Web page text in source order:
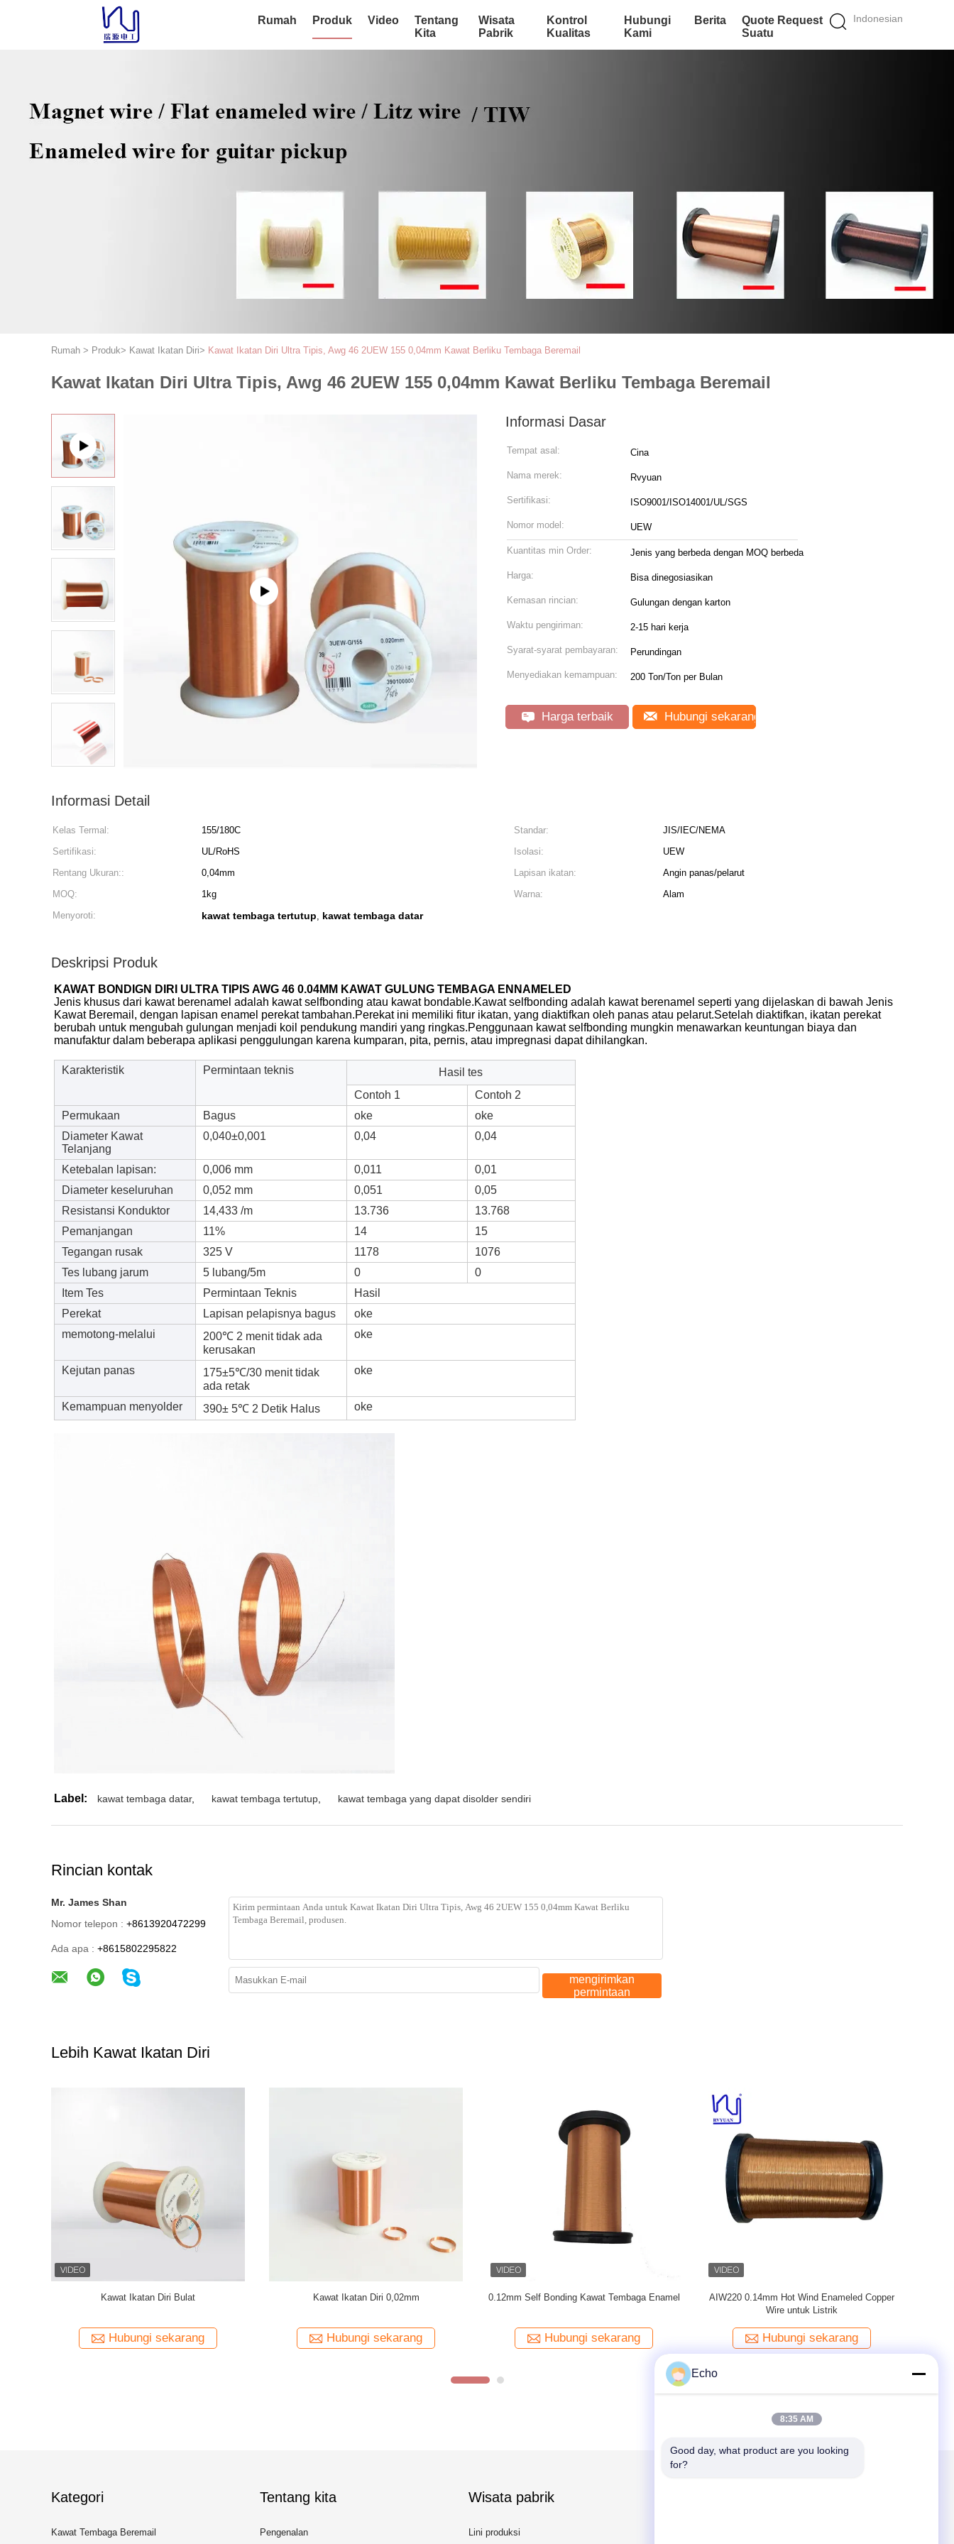
Indonesian
Rumah Produk Video
Tentang
Kita
Wisata
Pabrik
Kontrol
Kualitas
Hubungi
Kami
Berita
Quote Request
Suatu
Rumah > Produk> Kawat Ikatan Diri> Kawat Ikatan Diri Ultra Tipis, Awg 46 2UEW 155 0,04mm Kawat Berliku Tembaga Beremail
Kawat Ikatan Diri Ultra Tipis, Awg 46 2UEW 155 0,04mm Kawat Berliku Tembaga Beremail
Informasi Dasar
Tempat asal: Cina
Nama merek: Rvyuan
Sertifikasi: ISO9001/ISO14001/UL/SGS
Nomor model: UEW
Kuantitas min Order: Jenis yang berbeda dengan MOQ berbeda
Harga: Bisa dinegosiasikan
Kemasan rincian: Gulungan dengan karton
Waktu pengiriman: 2-15 hari kerja
Syarat-syarat pembayaran: Perundingan
Menyediakan kemampuan: 200 Ton/Ton per Bulan
Harga terbaik Hubungi sekarang
Informasi Detail
Kelas Termal: 155/180C Standar:
JIS/IEC/NEMA
Sertifikasi:
UL/RoHS Isolasi:
UEW
Rentang Ukuran::
0,04mm Lapisan ikatan:
Angin panas/pelarut
MOQ:
1kg Warna:
Alam
Menyoroti:
kawat tembaga tertutup, kawat tembaga datar
Deskripsi Produk
KAWAT BONDIGN DIRI ULTRA TIPIS AWG 46 0.04MM KAWAT GULUNG TEMBAGA ENNAMELED
Jenis khusus dari kawat berenamel adalah kawat selfbonding atau kawat bondable.Kawat selfbonding adalah kawat berenamel seperti yang dijelaskan di bawah Jenis
Kawat Beremail, dengan lapisan enamel perekat tambahan.Perekat ini memiliki fitur ikatan, yang diaktifkan oleh panas atau pelarut.Setelah diaktifkan, ikatan perekat
berubah untuk mengubah gulungan menjadi koil pendukung mandiri yang ringkas.Penggunaan kawat selfbonding mungkin menawarkan keuntungan biaya dan
manufaktur dalam beberapa aplikasi penggulungan karena kumparan, pita, pernis, atau impregnasi dapat dihilangkan.
Karakteristik Permintaan teknis
Hasil tes
Contoh 1
Contoh 2
Permukaan
Bagus oke
oke
Diameter Kawat
Telanjang
0,040±0,001 0,04 0,04
Ketebalan lapisan: 0,006 mm 0,011
0,01
Diameter keseluruhan
0,052 mm 0,051
0,05
Resistansi Konduktor
14,433 /m 13.736
13.768
Pemanjangan
11% 14
15
Tegangan rusak
325 V 1178
1076
Tes lubang jarum
5 lubang/5m 0
0
Item Tes
Permintaan Teknis
Hasil
Perekat
Lapisan pelapisnya bagus
oke
memotong-melalui
200℃ 2 menit tidak ada
kerusakan
oke
Kejutan panas
175±5℃/30 menit tidak
ada retak
oke
Kemampuan menyolder 390± 5℃ 2 Detik Halus oke
Label: kawat tembaga datar, kawat tembaga tertutup kawat tembaga yang dapat disolder sendiri
Rincian kontak
Mr. James Shan
Nomor telepon : +8613920472299
Ada apa : +8615802295822
mengirimkan
permintaan
Lebih Kawat Ikatan Diri
AIW 0,14mm Kawat tembaga kemurnian tinggi
Hubungi sekarang
Gauge 35 AWG Kawat tembaga enamel Kawat
Hubungi sekarang
Kelas 220 Kawat Penggulung Tembaga Isolasi
Hubungi sekarang
SWG 0,14mm Koil Tembaga Wire Winding
Materials Enamel Terisolasi Solid IEC / JIS /
Hubungi sekarang
Kategori
Kawat Tembaga Beremail
Tentang kita
Pengenalan
Wisata pabrik
Lini produksi
Echo
8:35 AM
Good day, what product are you looking
for?